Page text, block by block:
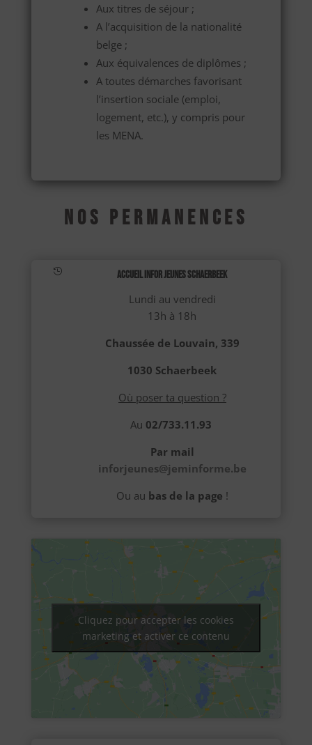
Aux titres de séjour ;
A l’acquisition de la nationalité
belge ;
Aux équivalences de diplômes ;
A toutes démarches favorisant
l’insertion sociale (emploi,
logement, etc.), y compris pour
les MENA.
Nos Permanences
 Accueil Infor Jeunes Schaerbeek
Lundi au vendredi
13h à 18h
Chaussée de Louvain, 339
1030 Schaerbeek
Où poser ta question ?
Au 02/733.11.93
Par mail
inforjeunes@jeminforme.be
Ou au bas de la page !
Cliquez pour accepter les cookies
marketing et activer ce contenu